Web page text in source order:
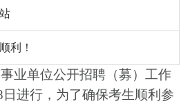
利！
业单位公开招聘（募） 工作
日进行，为了确保考生顺利参